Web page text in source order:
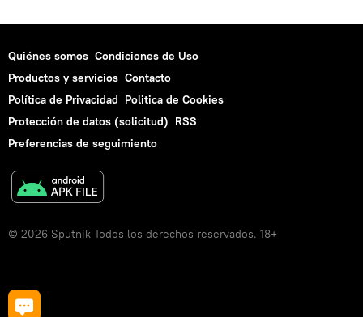
Quiénes somos Condiciones de Uso
Productos y servicios Contacto
Política de Privacidad Politica de Cookies
Protección de datos (solicitud) RSS
Preferencias de seguimiento
© 2026 Sputnik Todos los derechos reservados. 18+